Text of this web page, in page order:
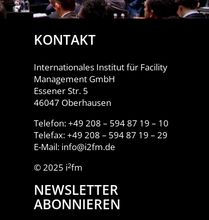
KONTAKT
Internationales Institut für Facility
Management GmbH
Essener Str. 5
46047 Oberhausen
Telefon: +49 208 – 594 87 19 – 10
Telefax: +49 208 – 594 87 19 – 29
E-Mail: info@i2fm.de
© 2025 i2fm
NEWSLETTER
ABONNIEREN